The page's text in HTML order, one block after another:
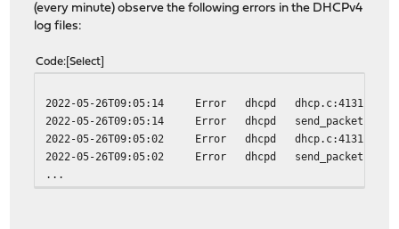
(every minute) observe the following errors in the DHCPv4
log files:
Code Select
2022-05-26T09:05:14 Error dhcpd
dhcp.c:4131:
2022-05-26T09:05:14
Error dhcpd
send_packet:
2022-05-26T09:05:02
Error dhcpd
dhcp.c:4131:
2022-05-26T09:05:02
Error dhcpd
send_packet:
...